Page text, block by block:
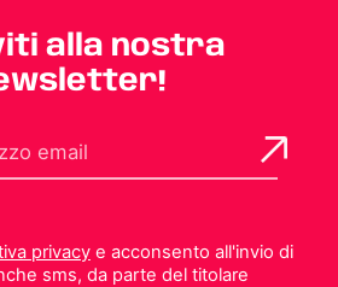
alla nostra
privacye acconsento all'invio di
sms, da parte del titolare